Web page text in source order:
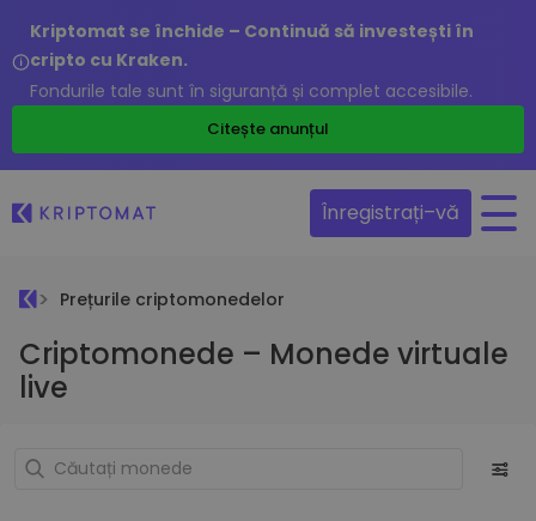
Kriptomat se închide – Continuă să investești în
cripto cu Kraken.
Fondurile tale sunt în siguranță și complet accesibile.
Citește anunțul
Înregistrați–vă
Prețurile criptomonedelor
Criptomonede – Monede virtuale
live